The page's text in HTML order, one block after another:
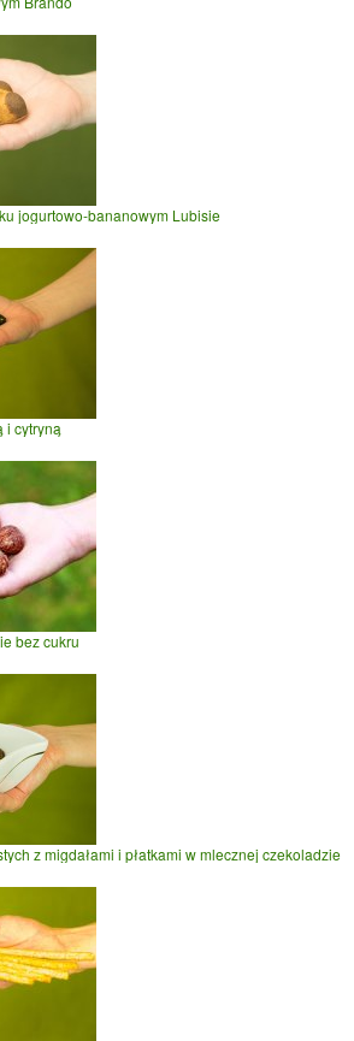
jogurtowo-bananowym Lubisie
i cytryną
bez cukru
z migdałami i płatkami w mlecznej czekoladzie